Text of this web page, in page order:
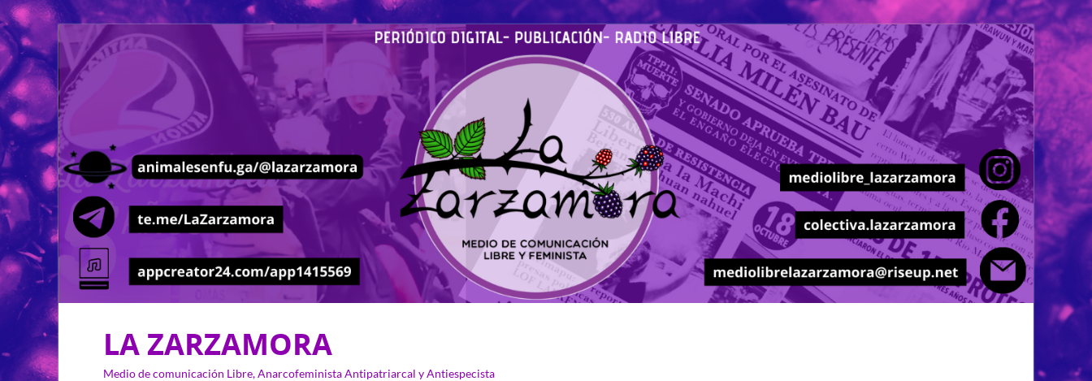
LA ZARZAMORA
Medio de comunicación Libre, Anarcofeminista Antipatriarcal y Antiespecista